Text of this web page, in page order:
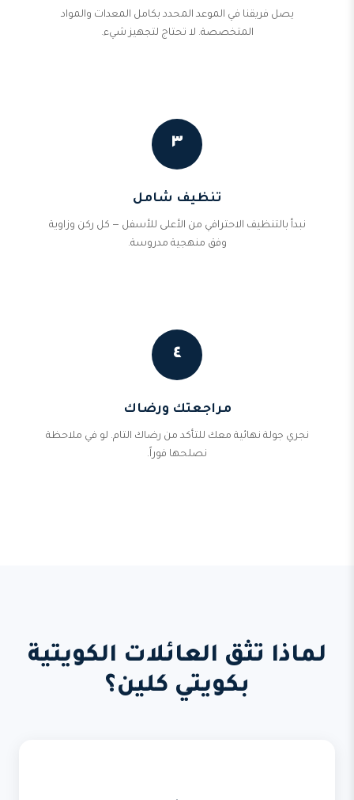
يصل فريقنا في الموعد المحدد بكامل المعدات والمواد
المتخصصة. لا تحتاج لتجهيز شيء.
٣
تنظيف شامل
نبدأ بالتنظيف الاحترافي من الأعلى للأسفل — كل ركن وزاوية
وفق منهجية مدروسة.
٤
مراجعتك ورضاك
نجري جولة نهائية معك للتأكد من رضاك التام. لو في ملاحظة
نصلحها فوراً.
لماذا تثق العائلات الكويتية
بكويتي كلين؟